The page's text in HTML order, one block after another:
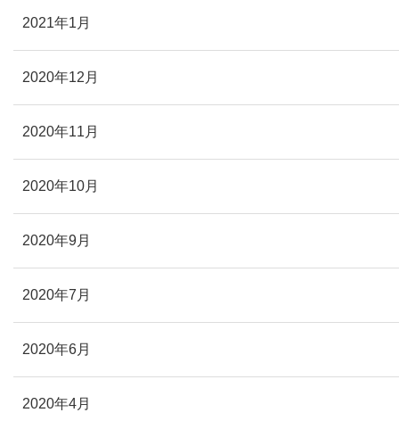
2021年1月
2020年12月
2020年11月
2020年10月
2020年9月
2020年7月
2020年6月
2020年4月